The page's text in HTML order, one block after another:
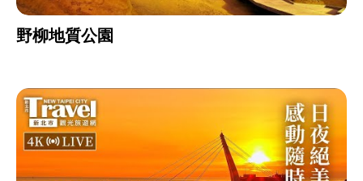
野柳地質公園